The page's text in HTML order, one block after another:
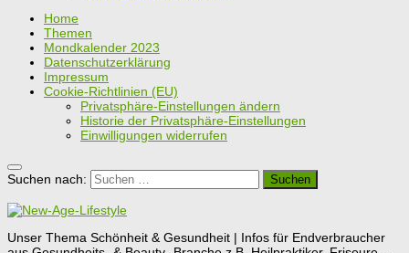
Home
Themen
Mondkalender 2023
Datenschutzerklärung
Impressum
Cookie-Richtlinien (EU)
Privatsphäre-Einstellungen ändern
Historie der Privatsphäre-Einstellungen
Einwilligungen widerrufen
Suchen nach:
Unser Thema Schönheit & Gesundheit | Infos für Endverbraucher